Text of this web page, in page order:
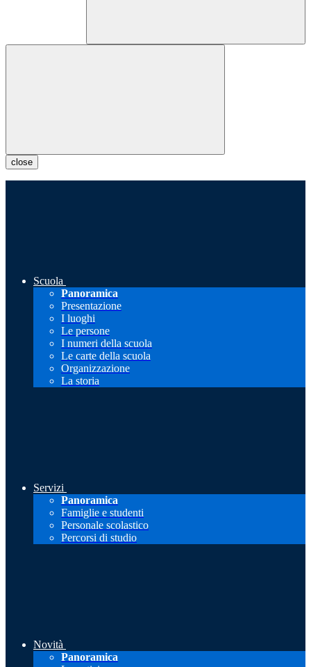
close
Scuola
Panoramica
Presentazione
I luoghi
Le persone
I numeri della scuola
Le carte della scuola
Organizzazione
La storia
Servizi
Panoramica
Famiglie e studenti
Personale scolastico
Percorsi di studio
Novità
Panoramica